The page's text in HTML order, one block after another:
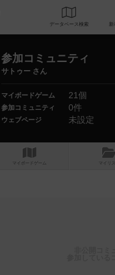
データベース 検索
参加コミュニティ
サトゥー さん
マイボードゲーム 21個
参加コミュニティ 0件
ウェブページ 未設定
マイボードゲーム マイリス